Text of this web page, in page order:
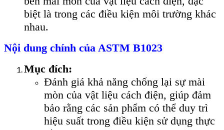
biệt là trong các điều kiện môi trường khác
nhau.
Nội dung chính của ASTM B1023
Mục đích:
Đánh giá khả năng chống lại sự mài
mòn của vật liệu cách điện, giúp đảm
bảo rằng các sản phẩm có thể duy trì
hiệu suất trong điều kiện sử dụng thực